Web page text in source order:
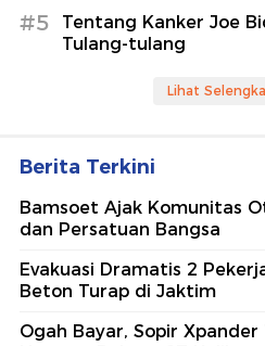
#5
Tentang Kanker Joe
Tulang-tulang
Lihat
Berita Terkini
Bamsoet Ajak Komunitas
dan Persatuan Bangsa
Evakuasi Dramatis 2
Beton Turap di Jaktim
Ogah Bayar, Sopir